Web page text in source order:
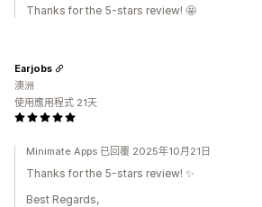
Thanks for the 5-stars review! 🤩
Earjobs
澳洲
使用應用程式 21天
Minimate Apps 已回覆 2025年10月21日
Thanks for the 5-stars review! ✨
Best Regards,